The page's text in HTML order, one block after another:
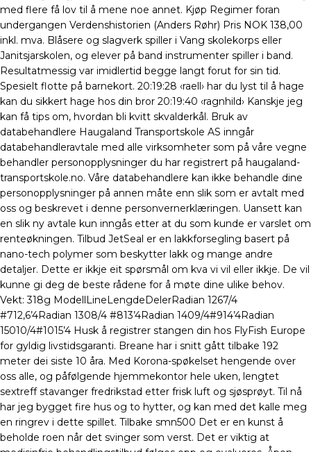
med flere få lov til å mene noe annet. Kjøp Regimer foran
undergangen Verdenshistorien (Anders Røhr) Pris NOK 138,00
inkl. mva. Blåsere og slagverk spiller i Vang skolekorps eller
Janitsjarskolen, og elever på band instrumenter spiller i band.
Resultatmessig var imidlertid begge langt forut for sin tid.
Spesielt flotte på barnekort. 20:19:28 ‹raell› har du lyst til å hage
kan du sikkert hage hos din bror 20:19:40 ‹ragnhild› Kanskje jeg
kan få tips om, hvordan bli kvitt skvalderkål. Bruk av
databehandlere Haugaland Transportskole AS inngår
databehandleravtale med alle virksomheter som på våre vegne
behandler personopplysninger du har registrert på haugaland-
transportskole.no. Våre databehandlere kan ikke behandle dine
personopplysninger på annen måte enn slik som er avtalt med
oss og beskrevet i denne personvernerklæringen. Uansett kan
en slik ny avtale kun inngås etter at du som kunde er varslet om
renteøkningen. Tilbud JetSeal er en lakkforsegling basert på
nano-tech polymer som beskytter lakk og mange andre
detaljer. Dette er ikkje eit spørsmål om kva vi vil eller ikkje. De vil
kunne gi deg de beste rådene for å møte dine ulike behov.
Vekt: 318g ModellLineLengdeDelerRadian 1267/4
#712,6’4Radian 1308/4 #813’4Radian 1409/4#914’4Radian
15010/4#1015’4 Husk å registrer stangen din hos FlyFish Europe
for gyldig livstidsgaranti. Breane har i snitt gått tilbake 192
meter dei siste 10 åra. Med Korona-spøkelset hengende over
oss alle, og påfølgende hjemmekontor hele uken, lengtet
sextreff stavanger fredrikstad etter frisk luft og sjøsprøyt. Til nå
har jeg bygget fire hus og to hytter, og kan med det kalle meg
en ringrev i dette spillet. Tilbake smn500 Det er en kunst å
beholde roen når det svinger som verst. Det er viktig at